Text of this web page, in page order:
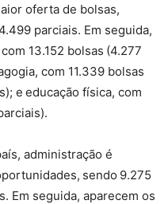
oferta de bolsas,
parciais. Em seguida,
13.152 bolsas (4.277
com 11.339 bolsas
e educação física, com
administração é
sendo 9.275
Em seguida, aparecem os